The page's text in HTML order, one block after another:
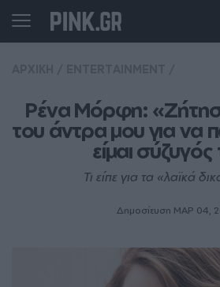
Ρένα Μόρφη:
του άντρα μου για να
είμαι
Τι είπε για τα «λαϊκά
Δημοσίευση ΜΑΡ 04,